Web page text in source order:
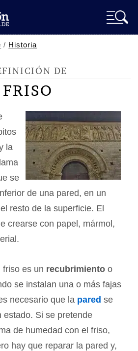
/ Historia
DE
FRISO
la
se
de una pared, en un
resto de la superficie. El
crearse con papel, mármol,
friso es un recubrimiento o
se instalan una o más fajas
necesario que la pared se
estado. Si se pretende
de humedad con el friso,
hay que reparar la pared y,